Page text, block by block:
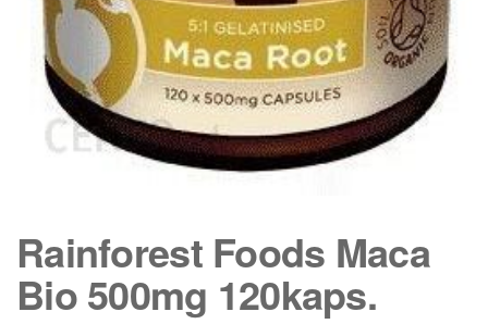
Rainforest Foods Maca
Bio 500mg 120kaps.